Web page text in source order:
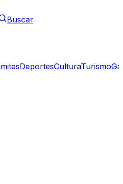
Buscar
DeportesCulturaTurismo